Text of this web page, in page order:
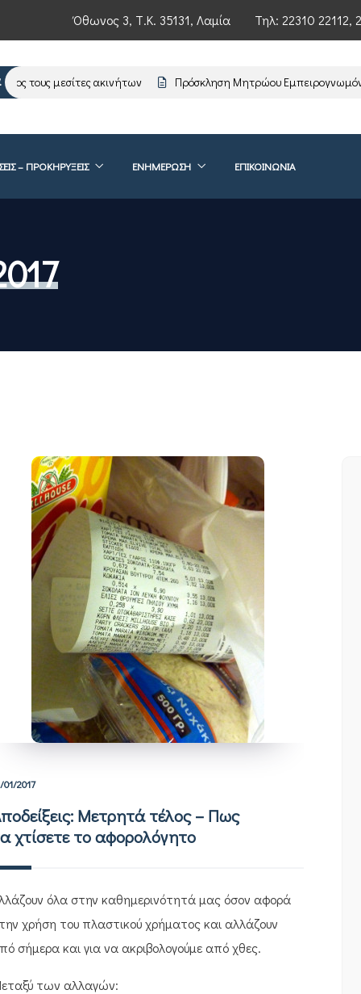
Όθωνος 3, Τ.Κ. 35131, Λαμία Τηλ: 22310 22112,
τους μεσίτες ακινήτων Πρόσκληση Μητρώου Εμπειρογνωμόνων
– ΠΡΟΚΗΡΥΞΕΙΣ ΕΝΗΜΈΡΩΣΗ ΕΠΙΚΟΙΝΩΝΊΑ
01/2017
Μετρητά τέλος – Πως
χτίσετε το αφορολόγητο
όλα στην καθημερινότητά μας όσον αφορά
χρήση του πλαστικού χρήματος και αλλάζουν
σήμερα και για να ακριβολογούμε από χθες.
των αλλαγών: